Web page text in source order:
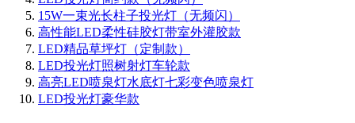
15W一束光长柱子投光灯（无频闪）
高性能LED柔性硅胶灯带室外灌胶款
LED精品草坪灯（定制款）
LED投光灯照树射灯车轮款
高亮LED喷泉灯水底灯七彩变色喷泉灯
LED投光灯豪华款